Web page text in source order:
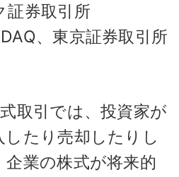
証券取引所
、東京証券取引所
取引では、投資家が
たり売却したりし
企業の株式が将来的